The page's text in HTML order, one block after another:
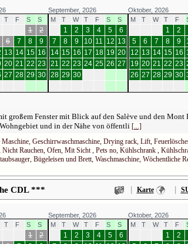
September, 2026 Oktober, 2026
T F S S
1
2
6 7 8
9
13 14 15 16
20 21 22 23
27 28 29 30
M T W T F S S
1 2 3 4 5
6
7
8 9 10 11 12 13
14 15 16 17 18 19 20
21 22 23 24 25 26 27
28 29 30
M T W T F
1 2
5
6 7 8 9
12 13 14 15 16
19 20 21 22 23
26 27 28 29 30
großem Fenster mit Blick auf den Salève und den Mont
und in der Nähe von öffentli [...]
Geschirrwaschmaschine, Drying rack, Lift,
Nicht Rauchen, Ofen, Mit Sicht , Pets no, Kühlschrank ,
Bügeleisen und Brett, Waschmaschine, Wöchentliche
CDL *** | Karte |
September, 2026 Oktober, 2026
T F S S
1
2
M T W T F S S
1 2 3 4 5
6
M T W T F
1 2